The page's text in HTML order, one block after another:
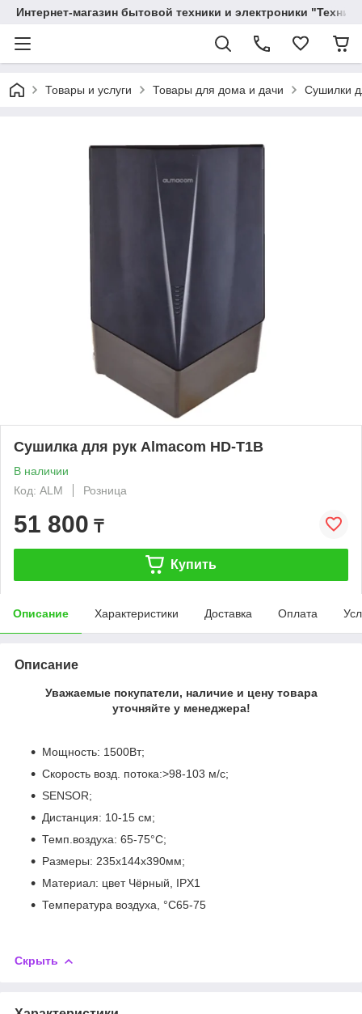
Интернет-магазин бытовой техники и электроники
Товары и услуги Товары для дома и дачи Сушилки
Сушилка для рук Almacom HD-T1B
В наличии
Код: ALM
Розница
51 800 ₸
Купить
Описание Характеристики Доставка Оплата
Описание
Уважаемые покупатели, наличие и цену товара
уточняйте у менеджера!
Мощность: 1500Вт;
Скорость возд. потока:>98-103 м/с;
SENSOR;
Дистанция: 10-15 см;
Темп.воздуха: 65-75°C;
Размеры: 235х144х390мм;
Материал: цвет Чёрный, IPX1
Температура воздуха, °С65-75
Скрыть